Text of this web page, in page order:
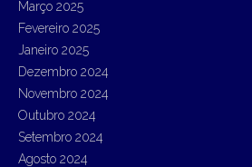
Março 2025
Fevereiro 2025
Janeiro 2025
Dezembro 2024
Novembro 2024
Outubro 2024
Setembro 2024
Agosto 2024